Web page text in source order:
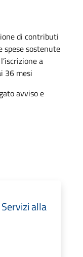
di contributi
spese sostenute
a
36 mesi
avviso e
alla